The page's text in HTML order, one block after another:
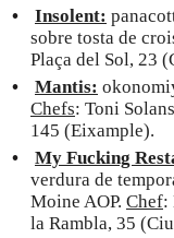
Insolent:
sobre tosta de
Plaça del Sol, 23
Mantis:
Chefs: Toni
145 (Eixample).
My Fucking
verdura de
Moine AOP. Chef:
la Rambla, 35